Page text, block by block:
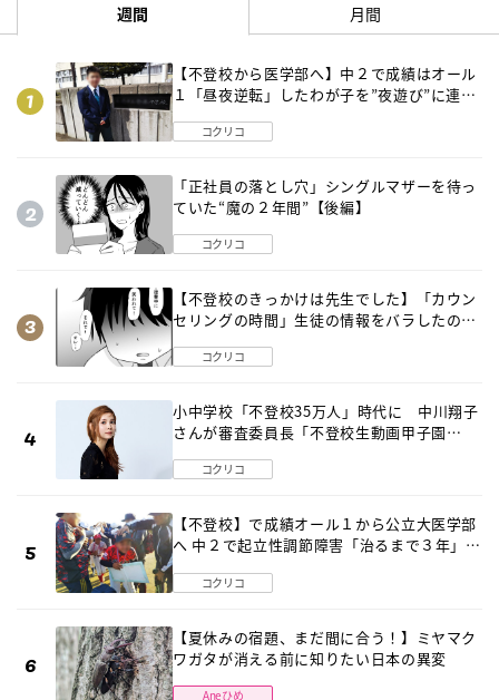
週間 月間
【不登校から医学部へ】中２で成績はオール
１「昼夜逆転」したわが子を”夜遊び”に連れ
コクリコ
「正社員の落とし穴」シングルマザーを待っ
ていた“魔の２年間”【後編】
コクリコ
【不登校のきっかけは先生でした】「カウン
セリングの時間」生徒の情報をバラしたの
コクリコ
小中学校「不登校35万人」時代に 中川翔子
さんが審査委員長「不登校生動画甲子園
コクリコ
【不登校】で成績オール１から公立大医学部
へ 中２で起立性調節障害「治るまで３年」の
コクリコ
【夏休みの宿題、まだ間に合う！】ミヤマク
ワガタが消える前に知りたい日本の異変
Aneひめ